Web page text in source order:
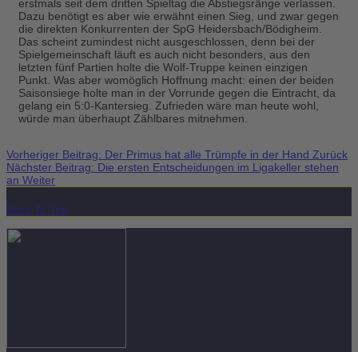
erstmals seit dem dritten Spieltag die Abstiegsränge verlassen.
Dazu benötigt es aber wie erwähnt einen Sieg, und zwar gegen
die direkten Konkurrenten der SpG Heidersbach/Bödigheim.
Das scheint zumindest nicht ausgeschlossen, denn bei der
Spielgemeinschaft läuft es auch nicht besonders, aus den
letzten fünf Partien holte die Wolf-Truppe keinen einzigen
Punkt. Was aber womöglich Hoffnung macht: einen der beiden
Saisonsiege holte man in der Vorrunde gegen die Eintracht, da
gelang ein 5:0-Kantersieg. Zufrieden wäre man heute wohl,
würde man überhaupt Zählbares mitnehmen.
Vorheriger Beitrag: Der Primus hat alle Trümpfe in der Hand Zurück
Nächster Beitrag: Die ersten Entscheidungen im Ligakeller stehen
an Weiter
Back To Top